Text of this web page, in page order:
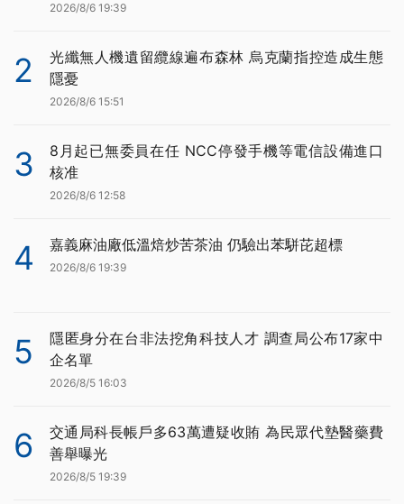
2026/8/6 19:39
2
光纖無人機遺留纜線遍布森林 烏克蘭指控造成生態
隱憂
2026/8/6 15:51
3
8月起已無委員在任 NCC停發手機等電信設備進口
核准
2026/8/6 12:58
4 嘉義麻油廠低溫焙炒苦茶油 仍驗出苯駢芘超標
2026/8/6 19:39
5
隱匿身分在台非法挖角科技人才 調查局公布17家中
企名單
2026/8/5 16:03
6
交通局科長帳戶多63萬遭疑收賄 為民眾代墊醫藥費
善舉曝光
2026/8/5 19:39